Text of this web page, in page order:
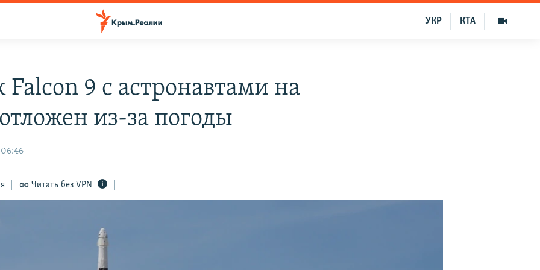
КТА
УКР
Falcon 9 с астронавтами на
из-за погоды
Читать без VPN